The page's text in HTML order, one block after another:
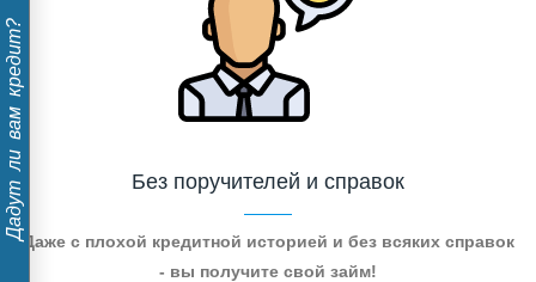
Дадут ли вам кредит? Без поручителей и справок
Даже с плохой кредитной историей и без всяких справок
- вы получите свой займ!